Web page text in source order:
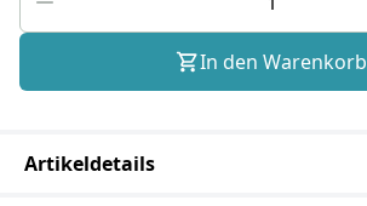
In den Warenkorb
Artikeldetails